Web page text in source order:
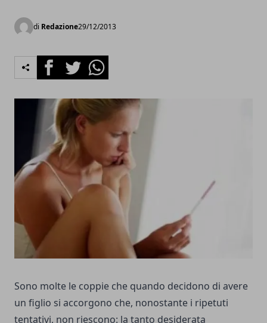
di Redazione29/12/2013
FacebookTwitterWhatsapp
Sono molte le coppie che quando decidono di avere
un figlio si accorgono che, nonostante i ripetuti
tentativi, non riescono: la tanto desiderata